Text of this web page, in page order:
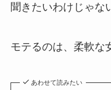
聞きたいわけじゃな
モテるのは、柔軟な
あわせて読みたい